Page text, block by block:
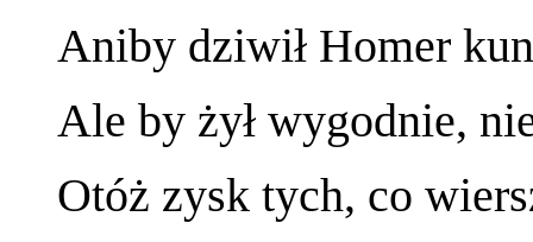
Aniby dziwił Homer
Ale by żył wygodnie,
Otóż zysk tych, co